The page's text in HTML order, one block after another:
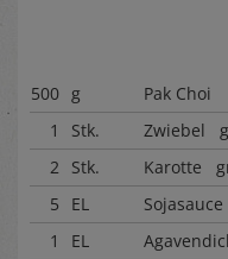
500 g
Pak Choi
1
Stk.
Zwiebel
2 Stk.
Karotte
5
EL
Sojasauce
1
EL